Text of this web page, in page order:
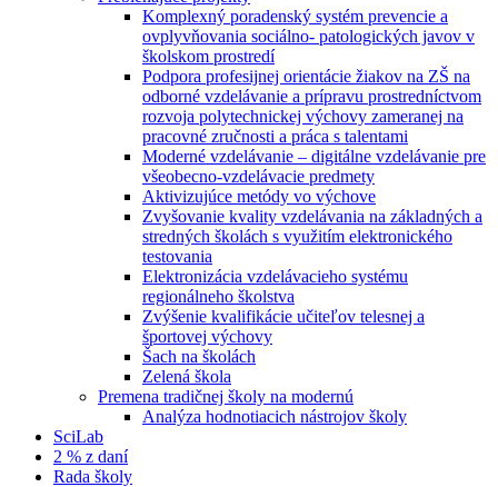
Komplexný poradenský systém prevencie a
ovplyvňovania sociálno- patologických javov v
školskom prostredí
Podpora profesijnej orientácie žiakov na ZŠ na
odborné vzdelávanie a prípravu prostredníctvom
rozvoja polytechnickej výchovy zameranej na
pracovné zručnosti a práca s talentami
Moderné vzdelávanie – digitálne vzdelávanie pre
všeobecno-vzdelávacie predmety
Aktivizujúce metódy vo výchove
Zvyšovanie kvality vzdelávania na základných a
stredných školách s využitím elektronického
testovania
Elektronizácia vzdelávacieho systému
regionálneho školstva
Zvýšenie kvalifikácie učiteľov telesnej a
športovej výchovy
Šach na školách
Zelená škola
Premena tradičnej školy na modernú
Analýza hodnotiacich nástrojov školy
SciLab
2 % z daní
Rada školy